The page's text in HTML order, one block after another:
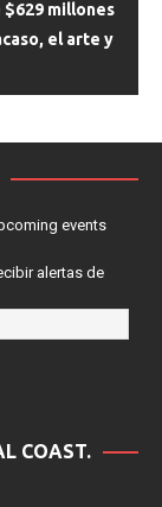
millones
el arte y
events
alertas de